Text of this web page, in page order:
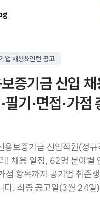
업 채용&인턴 공고
증기금 신입 채
기·면접·가점
보증기금 신입직원(정
! 채용 일정, 62명 분야별
점 항목까지 공기업 취준
다. 최종 공고일(3월 24일